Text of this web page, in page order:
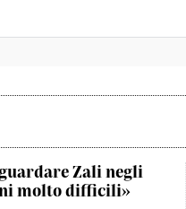
Zali negli
molto difficili»